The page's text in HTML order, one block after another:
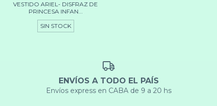
VESTIDO ARIEL- DISFRAZ DE
PRINCESA INFAN...
SIN STOCK
ENVÍOS A TODO EL PAÍS
Envíos express en CABA de 9 a 20 hs